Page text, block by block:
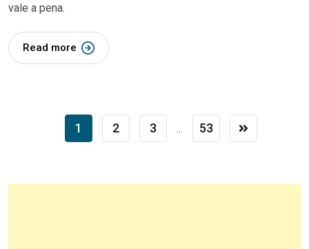
vale a pena.
Read more
1 2 3 ... 53